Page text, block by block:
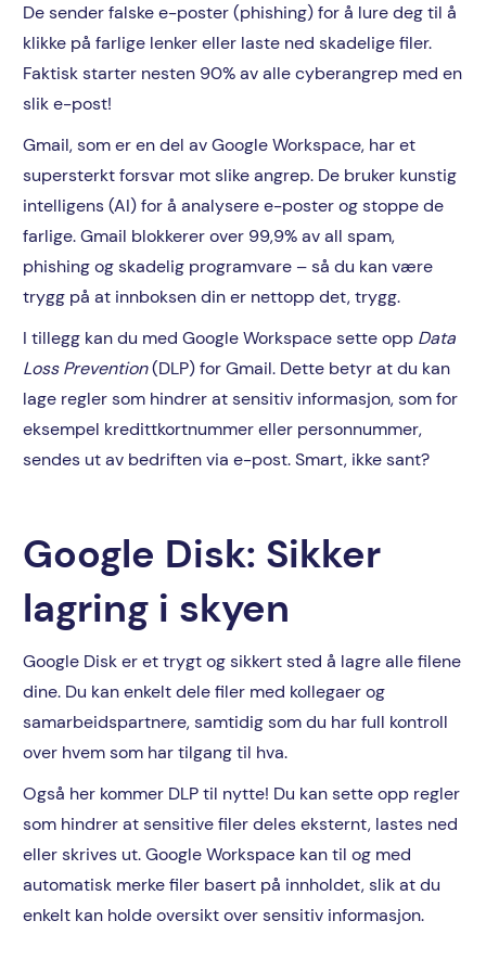
De sender falske e-poster (phishing) for å lure deg til å
klikke på farlige lenker eller laste ned skadelige filer.
Faktisk starter nesten 90% av alle cyberangrep med en
slik e-post!
Gmail, som er en del av Google Workspace, har et
supersterkt forsvar mot slike angrep. De bruker kunstig
intelligens (AI) for å analysere e-poster og stoppe de
farlige. Gmail blokkerer over 99,9% av all spam,
phishing og skadelig programvare – så du kan være
trygg på at innboksen din er nettopp det, trygg.
I tillegg kan du med Google Workspace sette opp Data
Loss Prevention(DLP) for Gmail. Dette betyr at du kan
lage regler som hindrer at sensitiv informasjon, som for
eksempel kredittkortnummer eller personnummer,
sendes ut av bedriften via e-post. Smart, ikke sant?
Google Disk: Sikker
lagring i skyen
Google Disk er et trygt og sikkert sted å lagre alle filene
dine. Du kan enkelt dele filer med kollegaer og
samarbeidspartnere, samtidig som du har full kontroll
over hvem som har tilgang til hva.
Også her kommer DLP til nytte! Du kan sette opp regler
som hindrer at sensitive filer deles eksternt, lastes ned
eller skrives ut. Google Workspace kan til og med
automatisk merke filer basert på innholdet, slik at du
enkelt kan holde oversikt over sensitiv informasjon.